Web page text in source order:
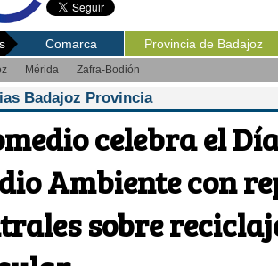
Comarca Provincia de Badajoz
Mérida Zafra-Bodión
Badajoz Provincia
celebra el
Ambiente con
sobre